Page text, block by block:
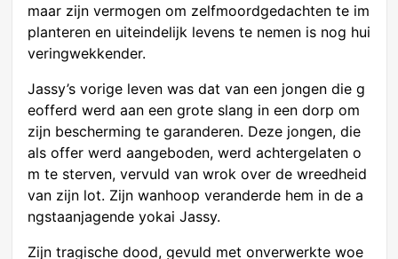
maar zijn vermogen om zelfmoordgedachten te im
planteren en uiteindelijk levens te nemen is nog hui
veringwekkender.
Jassy’s vorige leven was dat van een jongen die g
eofferd werd aan een grote slang in een dorp om
zijn bescherming te garanderen. Deze jongen, die
als offer werd aangeboden, werd achtergelaten o
m te sterven, vervuld van wrok over de wreedheid
van zijn lot. Zijn wanhoop veranderde hem in de a
ngstaanjagende yokai Jassy.
Zijn tragische dood, gevuld met onverwerkte woe